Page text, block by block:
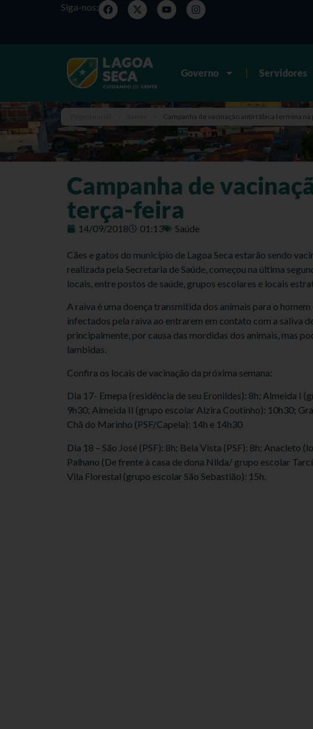
Siga-nos:
Governo Servidores
Campanha de vacinação antirrábica termina
Campanha de
terça-feira
14/09/2018 01:13 Saúde
Cães e gatos do município de Lagoa Seca estarão sendo
realizada pela Secretaria de Saúde, começou na última
locais, entre postos de saúde, grupos escolares e locais
A raiva é uma doença transmitida dos animais para o
infectados pela raiva ao entrarem em contato com a saliva
principalmente, por causa das mordidas dos animais, mas
lambidas.
Confira os locais de vacinação da próxima semana:
Dia 17- Emepa (residência de seu Eronildes): 8h; Almeida I
9h30; Almeida II (grupo escolar Alzira Coutinho): 10h30;
Chã do Marinho (PSF/Capela): 14h e 14h30
Dia 18 – São José (PSF): 8h; Bela Vista (PSF): 8h; Anacleto
Palhano (De frente à casa de dona Nilda/ grupo escolar
Vila Florestal (grupo escolar São Sebastião): 15h.